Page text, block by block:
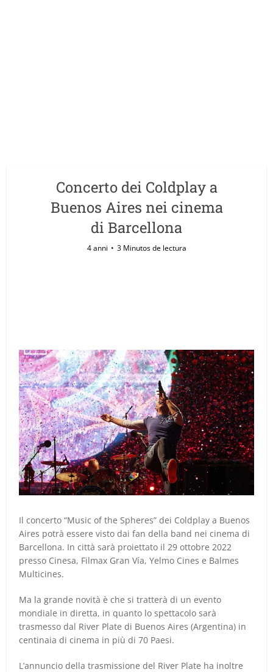
Concerto dei Coldplay a
Buenos Aires nei cinema
di Barcellona
4 anni 3 Minutos de lectura
Il concerto “Music of the Spheres” dei Coldplay a Buenos
Aires potrà essere visto dai fan della band nei cinema di
Barcellona. In città sarà proiettato il 29 ottobre 2022
presso Cinesa, Filmax Gran Vía, Yelmo Cines e Balmes
Multicines.
Ma la grande novità è che si tratterà di un evento
mondiale in diretta, in quanto lo spettacolo sarà
trasmesso dal River Plate di Buenos Aires (Argentina) in
centinaia di cinema in più di 70 Paesi.
L’annuncio della trasmissione del River Plate ha inoltre